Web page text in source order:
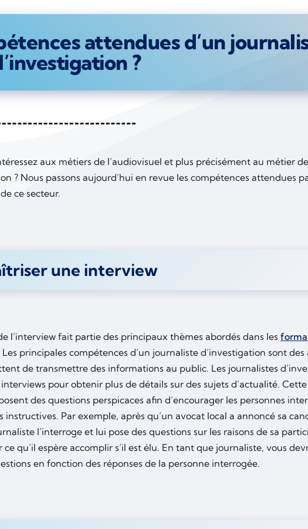
attendues d’un
?
aux métiers de l’audiovisuel et plus précisément au métier
? Nous passons aujourd’hui en revue les compétences attendues
ce secteur.
une interview
l’interview fait partie des principaux thèmes abordés dans les
Les principales compétences d’un journaliste d’investigation sont
de transmettre des informations au public. Les journalistes
pour obtenir plus de détails sur des sujets d’actualité.
des questions perspicaces afin d’encourager les personnes
instructives. Par exemple, après qu’un avocat local a annoncé sa
l’interroge et lui pose des questions sur les raisons de sa
ce qu’il espère accomplir s’il est élu. En tant que journaliste, vous
en fonction des réponses de la personne interrogée.